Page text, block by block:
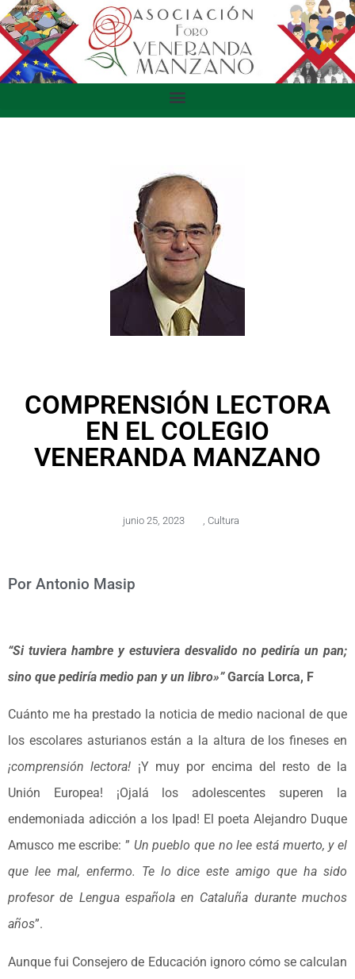
COMPRENSIÓN LECTORA
EN EL COLEGIO
VENERANDA MANZANO
junio 25, 2023 , Cultura
Por Antonio Masip
“Si tuviera hambre y estuviera desvalido no pediría un pan;
sino que pediría medio pan y un libro»”García Lorca, F
Cuánto me ha prestado la noticia de medio nacional de que
los escolares asturianos están a la altura de los fineses en
¡comprensión lectora! ¡Y muy por encima del resto de la
Unión Europea! ¡Ojalá los adolescentes superen la
endemoniada adicción a los Ipad! El poeta Alejandro Duque
Amusco me escribe: ” Un pueblo que no lee está muerto, y el
que lee mal, enfermo. Te lo dice este amigo que ha sido
profesor de Lengua española en Cataluña durante muchos
años”.
Aunque fui Consejero de Educación ignoro cómo se calculan